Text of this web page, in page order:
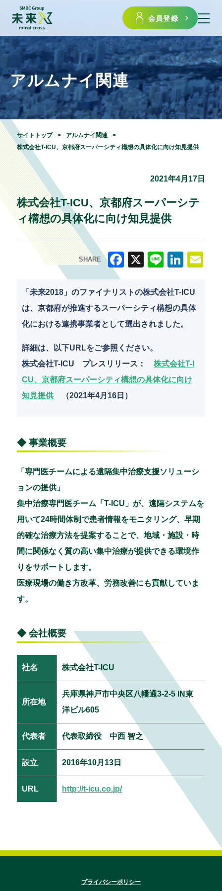
会員登録
アルムナイ関連
サイトトップ
アルムナイ関連
株式会社T-ICU、京都府スーパーシティ構想の具体化に向け知見提供
2021年4月17日
株式会社T-ICU、京都府スーパーシテ
ィ構想の具体化に向け知見提供
SHARE
F
a
c
e
b
o
o
k
n
e
n
k
e
n
m
ai
「未来2018」のファイナリストの株式会社T-ICU
は、京都府が推進するスーパーシティ構想の具体
化における連携事業者として選出されました。
詳細は、以下URLをご参照ください。
株式会社T-ICU プレスリリース：株式会社T-I
CU、京都府スーパーシティ構想の具体化に向け
知見提供 （2021年4月16日）
◆ 事業概要
「専門医チームによる遠隔集中治療支援ソリューシ
ョンの提供」
集中治療専門医チーム「T-ICU」が、遠隔システムを
用いて24時間体制で患者情報をモニタリング、早期
的確な治療方法を提案することで、地域・施設・時
間に関係なく質の高い集中治療が提供できる環境作
りをサポートします。
医療現場の働き方改革、労務改善にも貢献していま
す。
◆ 会社概要
社名 株式会社T-ICU
所在地
兵庫県神戸市中央区八幡通3-2-5 IN東
洋ビル605
代表者 代表取締役 中西 智之
設立 2016年10月13日
URL http://t-icu.co.jp/
プライバシーポリシー